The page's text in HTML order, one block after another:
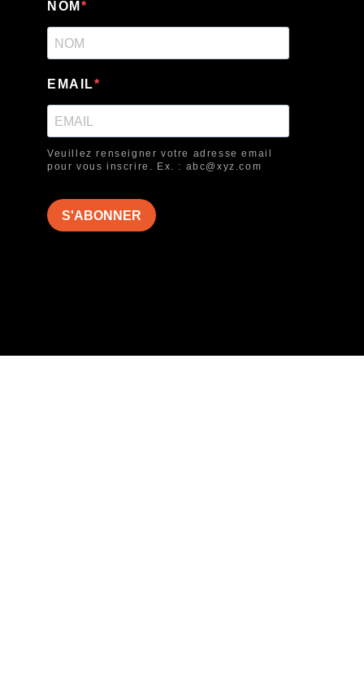
NOM
EMAIL
Veuillez renseigner votre adresse email
pour vous inscrire. Ex. : abc@xyz.com
S'ABONNER